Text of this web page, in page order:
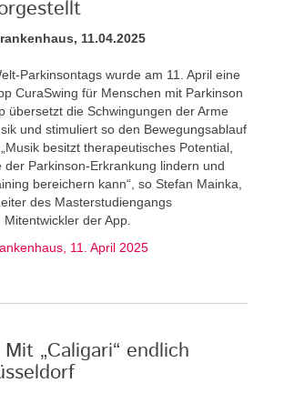
11.04.2025
Parkinsontags wurde am 11. April eine
CuraSwing für Menschen mit Parkinson
übersetzt die Schwingungen der Arme
und stimuliert so den Bewegungsablauf
besitzt therapeutisches Potential,
der Parkinson-Erkrankung lindern und
bereichern kann“, so Stefan Mainka,
des Masterstudiengangs
der App.
11. April 2025
„Caligari“ endlich